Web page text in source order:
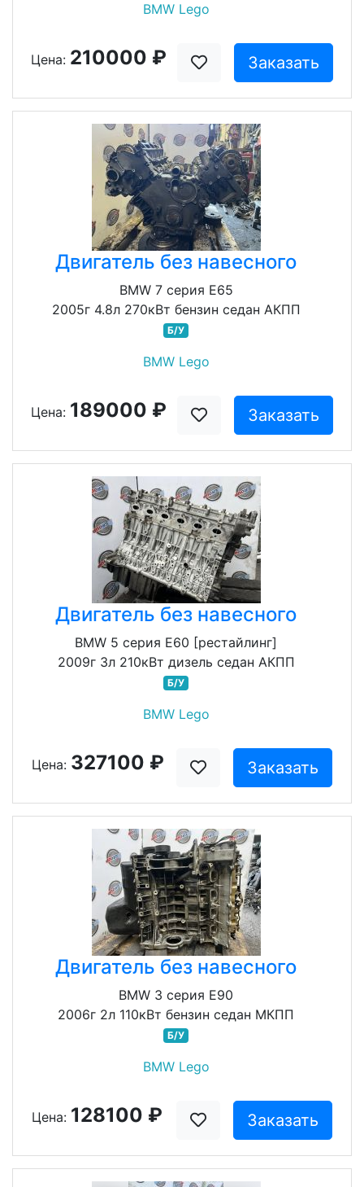
BMW Lego
Цена: 210000 ₽ Заказать
Двигатель без навесного
BMW 7 серия E65
2005г 4.8л 270кВт бензин седан АКПП
Б/У
BMW Lego
Цена: 189000 ₽ Заказать
Двигатель без навесного
BMW 5 серия E60 [рестайлинг]
2009г 3л 210кВт дизель седан АКПП
Б/У
BMW Lego
Цена: 327100 ₽ Заказать
Двигатель без навесного
BMW 3 серия E90
2006г 2л 110кВт бензин седан МКПП
Б/У
BMW Lego
Цена: 128100 ₽ Заказать